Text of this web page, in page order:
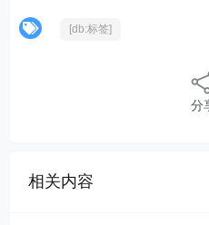
[db:标签]
分
相关内容